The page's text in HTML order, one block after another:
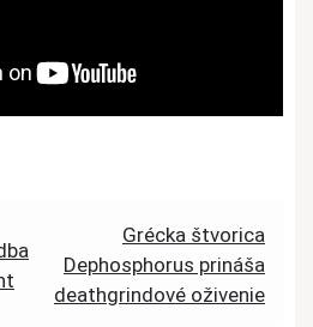
Grécka štvorica
Dephosphorus prináša
deathgrindové oživenie